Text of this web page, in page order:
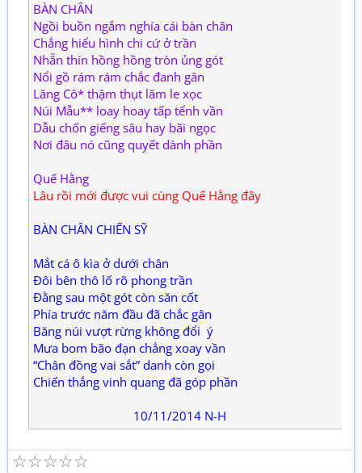
BÀN CHÂN
Ngồi buồn ngắm nghía cái bàn chân
Chẳng hiểu hình chi cứ ở trần
Nhẵn thín hồng hồng tròn ủng gót
Nổi gồ rám rám chắc đanh gân
Lăng Cô* thậm thụt lăm le xọc
Núi Mẫu** loay hoay tấp tểnh vần
Dẫu chốn giếng sâu hay bãi ngọc
Nơi đâu nó cũng quyết dành phần
Quế Hằng
Lâu rồi mới được vui cùng Quế Hằng đây
BÀN CHÂN CHIẾN SỸ
Mắt cá ô kìa ở dưới chân
Đôi bên thô lố rõ phong trần
Đằng sau một gót còn săn cốt
Phía trước năm đầu đã chắc gân
Băng núi vượt rừng không đổi ý
Mưa bom bão đạn chẳng xoay vần
“Chân đồng vai sắt” danh còn gọi
Chiến thắng vinh quang đã góp phần
10/11/2014 N-H
☆
☆
☆
☆
☆